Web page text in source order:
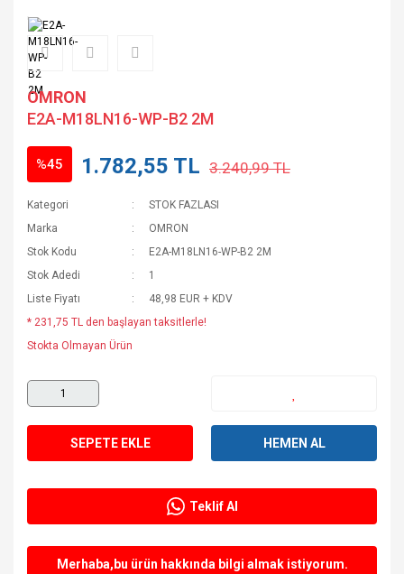
OMRON
E2A-M18LN16-WP-B2 2M
%45 1.782,55 TL 3.240,99 TL
Kategori
STOK FAZLASI
Marka
OMRON
Stok Kodu
E2A-M18LN16-WP-B2 2M
Stok Adedi
1
Liste Fiyatı
48,98 EUR + KDV
* 231,75 TL den başlayan taksitlerle!
Stokta Olmayan Ürün
SEPETE EKLE HEMEN AL
Teklif Al
Merhaba,bu ürün hakkında bilgi almak istiyorum.